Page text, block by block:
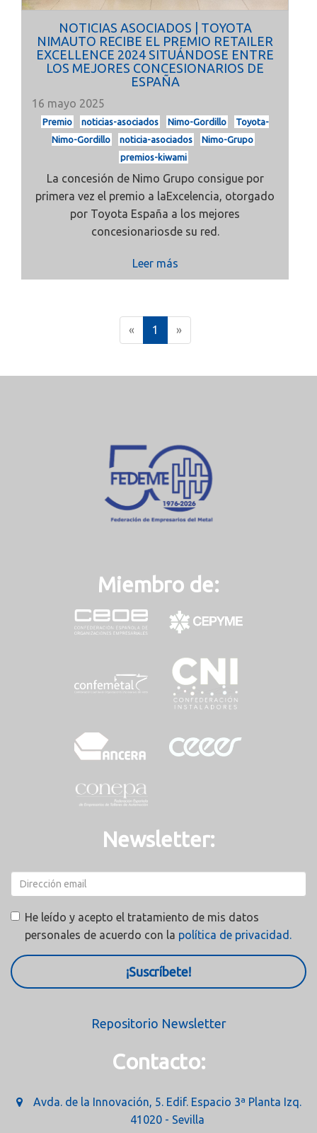
NOTICIAS ASOCIADOS | TOYOTA
NIMAUTO RECIBE EL PREMIO RETAILER
EXCELLENCE 2024 SITUÁNDOSE ENTRE
LOS MEJORES CONCESIONARIOS DE
ESPAÑA
16 mayo 2025
Premio noticias-asociados Nimo-Gordillo
Toyota-
Nimo-Gordillo
noticia-asociados
Nimo-Grupo
premios-kiwami
La concesión de Nimo Grupo consigue por
primera vez el premio a laExcelencia, otorgado
por Toyota España a los mejores
concesionariosde su red.
Leer más
« 1
c
t
)
»
Miembro de:
Newsletter:
He leído y acepto el tratamiento de mis datos
personales de acuerdo con la política de privacidad.
¡Suscríbete!
Repositorio Newsletter
Contacto:
Avda. de la Innovación, 5. Edif. Espacio 3ª Planta Izq.
41020 - Sevilla